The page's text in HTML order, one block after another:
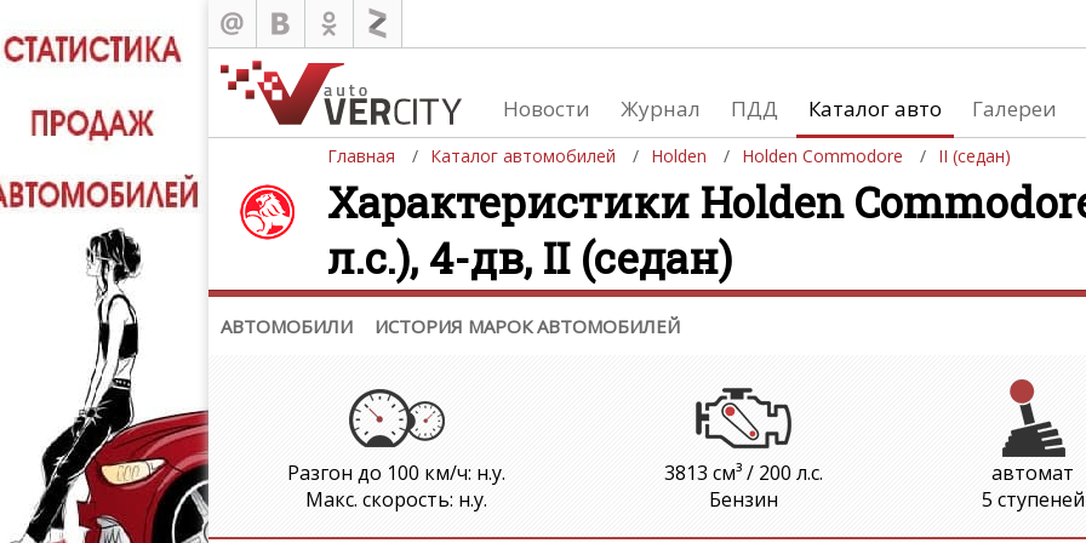
Новости Журнал ПДД Каталог авто Галереи
Главная Каталог автомобилей Holden Holden Commodore II (седан)
Характеристики Holden
л.с.), 4-дв, II (седан)
АВТОМОБИЛИ ИСТОРИЯ МАРОК АВТОМОБИЛЕЙ
Каталог
Автомобили
История марок автомобилей
Галереи
Автомобили
Спецтехника
Автосалоны
Девушки
Формула 1
Статистика
Продажа автомобилей
Производство автомобилей
On-
Разгон до 100 км/ч: н.у.
Макс. скорость: н.у.
3813 см³ / 200 л.с.
Бензин
автомат
5 ступеней